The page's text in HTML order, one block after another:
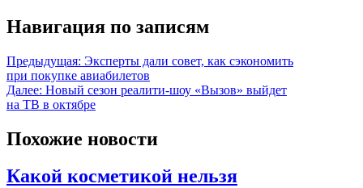
Навигация по записям
Предыдущая: Эксперты дали совет, как сэкономить
при покупке авиабилетов
Далее: Новый сезон реалити-шоу «Вызов» выйдет
на ТВ в октябре
Похожие новости
Какой косметикой нельзя